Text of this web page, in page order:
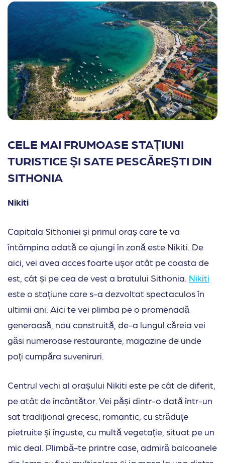
CELE MAI FRUMOASE STAȚIUNI
TURISTICE ȘI SATE PESCĂREȘTI DIN
SITHONIA
Nikiti
Capitala Sithoniei și primul oraș care te va
întâmpina odată ce ajungi în zonă este Nikiti. De
aici, vei avea acces foarte ușor atât pe coasta de
est, cât și pe cea de vest a bratului Sithonia. Nikiti
este o stațiune care s-a dezvoltat spectaculos în
ultimii ani. Aici te vei plimba pe o promenadă
generoasă, nou construită, de-a lungul căreia vei
găsi numeroase restaurante, magazine de unde
poți cumpăra suveniruri.
Centrul vechi al orașului Nikiti este pe cât de diferit,
pe atât de încântător. Vei păși dintr-o dată într-un
sat tradițional grecesc, romantic, cu străduțe
pietruite și înguste, cu multă vegetație, situat pe un
mic deal. Plimbă-te printre case, admiră balcoanele